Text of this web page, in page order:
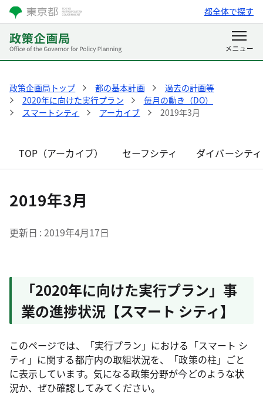
都全体で探す
政策企画局トップ 都の基本計画
過去の計画等
2020年に向けた実行プラン
毎月の動き（DO）
スマートシティ
アーカイブ 2019年3月
TOP（アーカイブ） セーフシティ ダイバーシティ
2019年3月
更新日 2019年4月17日
「2020年に向けた実行プラン」事
業の進捗状況【スマート シティ】
このページでは、「実行プラン」における「スマート シ
ティ」に関する都庁内の取組状況を、「政策の柱」ごと
に表示しています。気になる政策分野が今どのような状
況か、ぜひ確認してみてください。